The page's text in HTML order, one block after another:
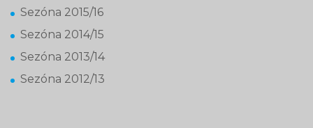
Sezóna 2015/16
Sezóna 2014/15
Sezóna 2013/14
Sezóna 2012/13